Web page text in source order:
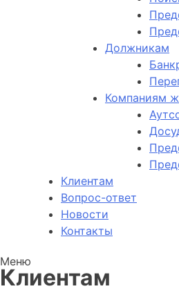
Должникам
Компаниям
Клиентам
Вопрос-ответ
Новости
Контакты
Меню
Клиентам